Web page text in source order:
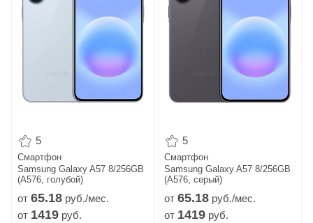
5
Смартфон
Samsung Galaxy A57 8/256GB
(A576, голубой)
от 65.18 руб./мес.
от 1419 руб.
5
Смартфон
Samsung Galaxy A57 8/256GB
(A576, серый)
от 65.18 руб./мес.
от 1419 руб.